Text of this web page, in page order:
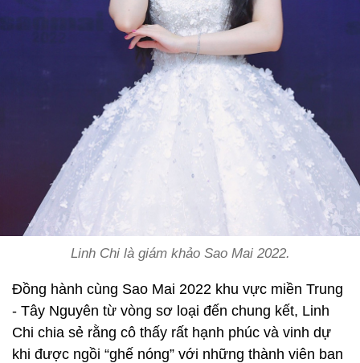
Linh Chi là giám khảo Sao Mai 2022.
Đồng hành cùng Sao Mai 2022 khu vực miền Trung
- Tây Nguyên từ vòng sơ loại đến chung kết, Linh
Chi chia sẻ rằng cô thấy rất hạnh phúc và vinh dự
khi được ngồi “ghế nóng” với những thành viên ban